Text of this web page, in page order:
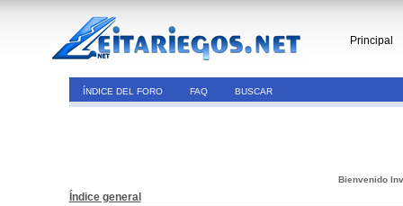
Principal
ÍNDICE DEL FORO FAQ BUSCAR
Bienvenido
Índice general